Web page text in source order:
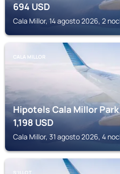
694USD
Cala Millor, 14 agosto 2026, 2
CALA MILLOR
Hipotels Cala Millor Park
1,198USD
Cala Millor, 31 agosto 2026, 4
S'ILLOT